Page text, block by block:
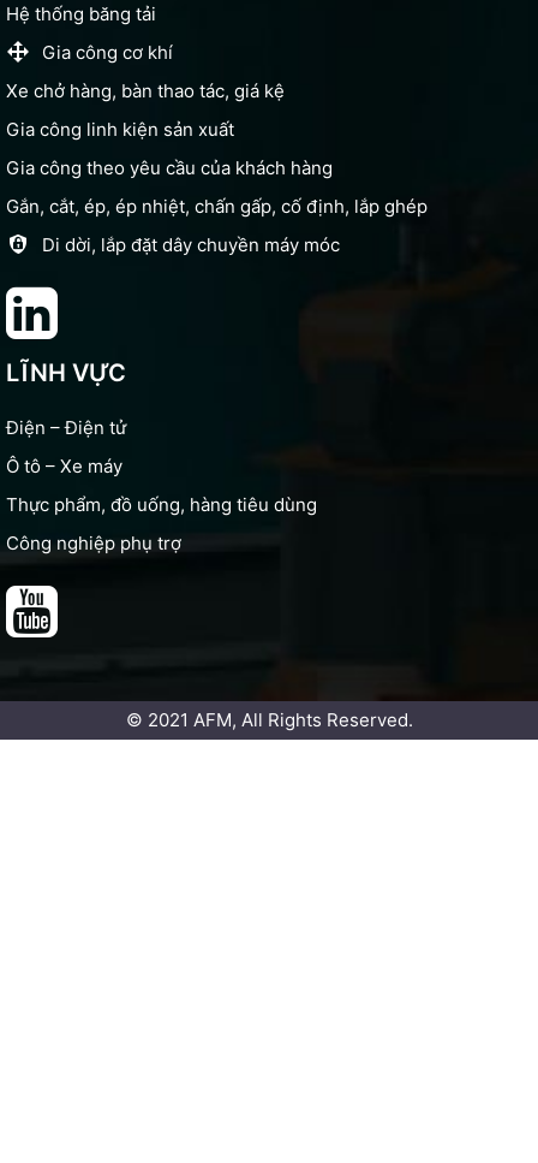
Hệ thống băng tải
Gia công cơ khí
Xe chở hàng, bàn thao tác, giá kệ
Gia công linh kiện sản xuất
Gia công theo yêu cầu của khách hàng
Gắn, cắt, ép, ép nhiệt, chấn gấp, cố định, lắp ghép
Di dời, lắp đặt dây chuyền máy móc
LĨNH VỰC
Điện – Điện tử
Ô tô – Xe máy
Thực phẩm, đồ uống, hàng tiêu dùng
Công nghiệp phụ trợ
© 2021 AFM, All Rights Reserved.